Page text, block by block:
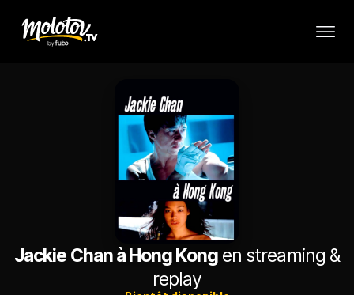
Jackie Chan à Hong Kongen streaming &
replay